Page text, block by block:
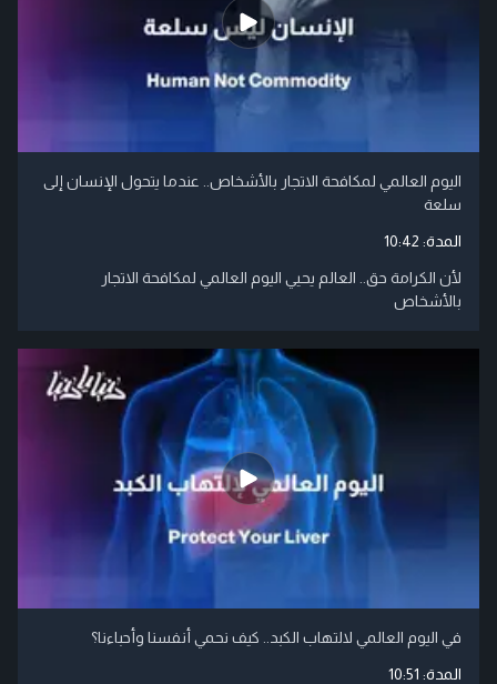
اليوم العالمي لمكافحة الاتجار بالأشخاص.. عندما يتحول الإنسان إلى
سلعة
المدة: 10:42
لأن الكرامة حق.. العالم يحيي اليوم العالمي لمكافحة الاتجار
بالأشخاص
في اليوم العالمي لالتهاب الكبد.. كيف نحمي أنفسنا وأحباءنا؟
المدة: 10:51